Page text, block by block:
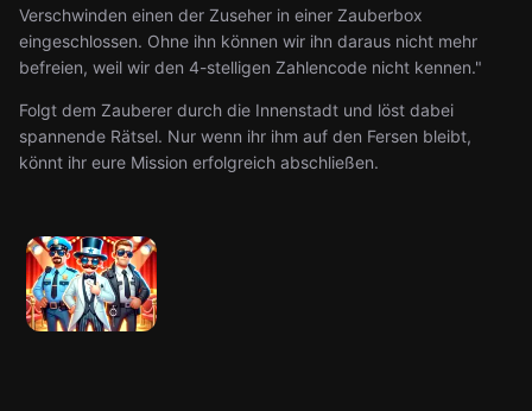
Verschwinden einen der Zuseher in einer Zauberbox
eingeschlossen. Ohne ihn können wir ihn daraus nicht mehr
befreien, weil wir den 4-stelligen Zahlencode nicht kennen."
Folgt dem Zauberer durch die Innenstadt und löst dabei
spannende Rätsel. Nur wenn ihr ihm auf den Fersen bleibt,
könnt ihr eure Mission erfolgreich abschließen.